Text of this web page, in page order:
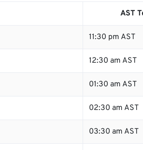
AST
11:30 pm AST
12:30 am AST
01:30 am AST
02:30 am AST
03:30 am AST